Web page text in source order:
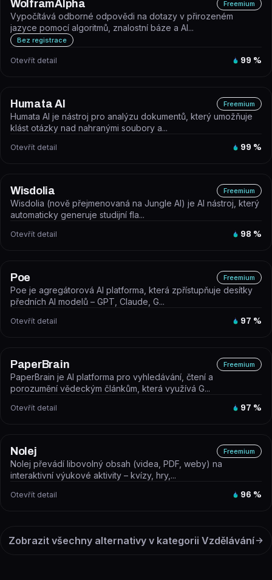
WolframAlpha Freemium
Vypočítává odborné odpovědi na dotazy v přirozeném
jazyce pomocí algoritmů, znalostní báze a AI...
Bez registrace
Otevřít detail 99 %
Humata AI Freemium
Humata AI je nástroj pro analýzu dokumentů, který umožňuje
klást otázky nad nahranými soubory a...
Otevřít detail 99 %
Wisdolia Freemium
Wisdolia (nově přejmenovaná na Jungle AI) je AI nástroj, který
automaticky generuje studijní fla...
Otevřít detail 98 %
Poe Freemium
Poe je agregátorová AI platforma, která zpřístupňuje desítky
předních AI modelů – GPT, Claude, G...
Otevřít detail 97 %
PaperBrain Freemium
PaperBrain je AI platforma pro vyhledávání, čtení a
porozumění vědeckým článkům, která využívá G...
Otevřít detail 97 %
Nolej Freemium
Nolej převádí libovolný obsah (videa, PDF, weby) na
interaktivní výukové aktivity – kvízy, hry,...
Otevřít detail 96 %
Zobrazit všechny alternativy v kategorii Vzdělávání